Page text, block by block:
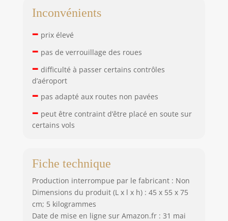
Inconvénients
– prix élevé
– pas de verrouillage des roues
– difficulté à passer certains contrôles
d’aéroport
– pas adapté aux routes non pavées
– peut être contraint d’être placé en soute sur
certains vols
Fiche technique
Production interrompue par le fabricant : Non
Dimensions du produit (L x l x h) : 45 x 55 x 75
cm; 5 kilogrammes
Date de mise en ligne sur Amazon.fr : 31 mai